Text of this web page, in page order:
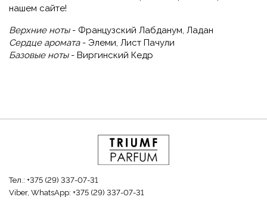
нашем сайте!
Верхние ноты- Французский Лабданум, Ладан
Сердце аромата- Элеми, Лист Пачули
Базовые ноты- Виргинский Кедр
Тел.: +375 (29) 337-07-31
Viber, WhatsApp: +375 (29) 337-07-31